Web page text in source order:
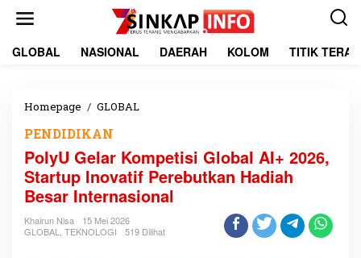
GLOBAL NASIONAL DAERAH KOLOM TITIK
Homepage / GLOBAL
y
U
G
e
r
PENDIDIKAN
PolyU Gelar Kompetisi Global AI+ 2026,
Startup Inovatif Perebutkan Hadiah
Besar Internasional
Khairun Nisa
15 Mei 2026
GLOBAL
TEKNOLOGI 519 Dilihat